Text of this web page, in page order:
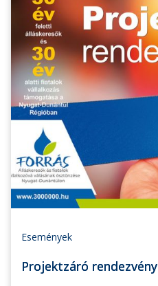
Események
Projektzáró rendezvény